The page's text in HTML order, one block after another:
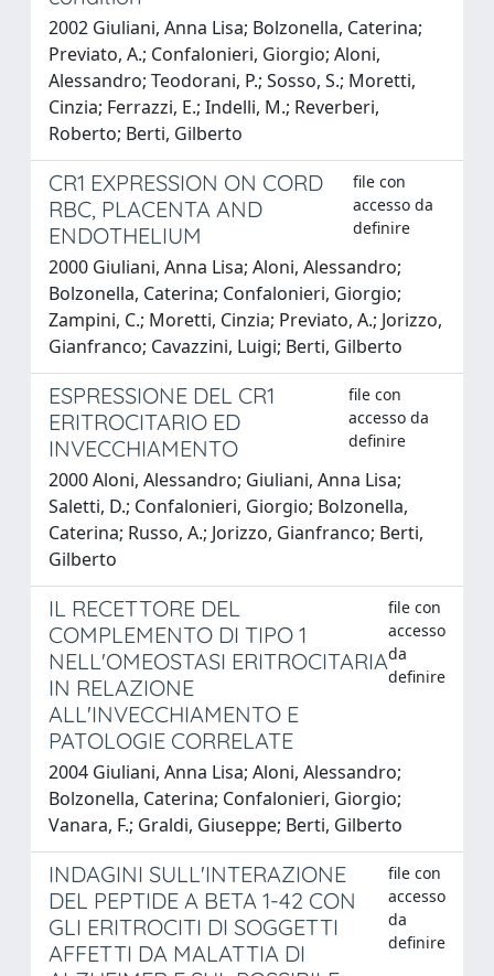
2002 Giuliani, Anna Lisa; Bolzonella, Caterina;
Previato, A.; Confalonieri, Giorgio; Aloni,
Alessandro; Teodorani, P.; Sosso, S.; Moretti,
Cinzia; Ferrazzi, E.; Indelli, M.; Reverberi,
Roberto; Berti, Gilberto
CR1 EXPRESSION ON CORD
RBC, PLACENTA AND
ENDOTHELIUM
file con
accesso da
definire
2000 Giuliani, Anna Lisa; Aloni, Alessandro;
Bolzonella, Caterina; Confalonieri, Giorgio;
Zampini, C.; Moretti, Cinzia; Previato, A.; Jorizzo,
Gianfranco; Cavazzini, Luigi; Berti, Gilberto
ESPRESSIONE DEL CR1
ERITROCITARIO ED
INVECCHIAMENTO
file con
accesso da
definire
2000 Aloni, Alessandro; Giuliani, Anna Lisa;
Saletti, D.; Confalonieri, Giorgio; Bolzonella,
Caterina; Russo, A.; Jorizzo, Gianfranco; Berti,
Gilberto
IL RECETTORE DEL
COMPLEMENTO DI TIPO 1
NELL'OMEOSTASI ERITROCITARIA
IN RELAZIONE
ALL'INVECCHIAMENTO E
PATOLOGIE CORRELATE
file con
accesso
da
definire
2004 Giuliani, Anna Lisa; Aloni, Alessandro;
Bolzonella, Caterina; Confalonieri, Giorgio;
Vanara, F.; Graldi, Giuseppe; Berti, Gilberto
INDAGINI SULL'INTERAZIONE
DEL PEPTIDE A BETA 1-42 CON
GLI ERITROCITI DI SOGGETTI
AFFETTI DA MALATTIA DI
file con
accesso
da
definire